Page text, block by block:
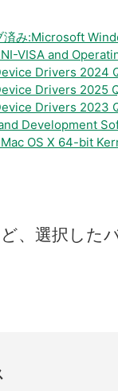
済み:Microsoft
VISA and
Drivers 2024
Drivers 2025
Drivers 2023
Development
OS X 64-bit
、 選択 した